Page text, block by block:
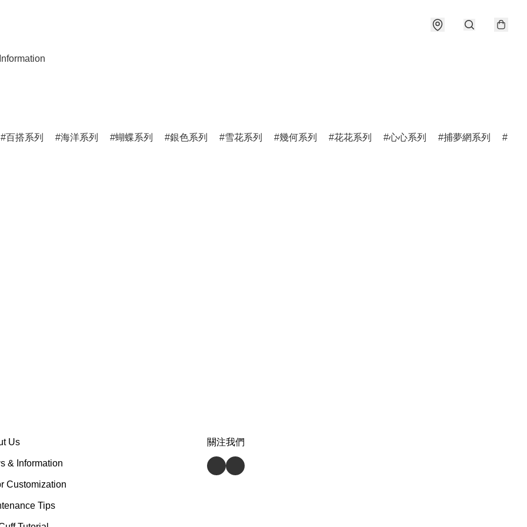
百搭系列 海洋系列 蝴蝶系列 銀色系列 雪花系列 幾何系列 花花系列 心心系列 捕夢網系列
Us
& Information
Customization
Tips
關注我們